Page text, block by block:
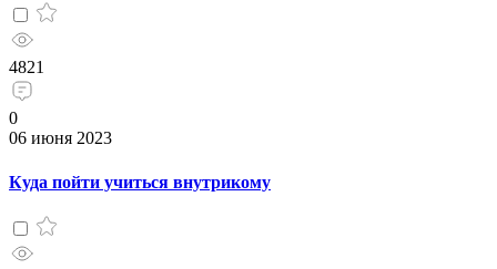
4821
0
06 июня 2023
Куда пойти учиться внутрикому